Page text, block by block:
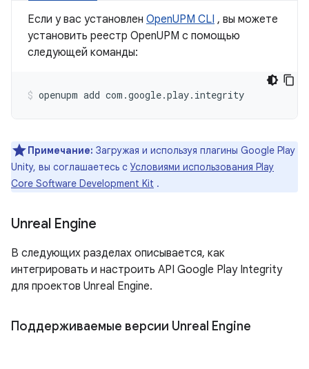
Если у вас установлен OpenUPM CLI , вы можете
установить реестр OpenUPM с помощью
следующей команды:
openupm add com.google.play.integrity
Примечание: Загружая и используя плагины Google Play
Unity, вы соглашаетесь с Условиями использования Play
Core Software Development Kit .
Unreal Engine
В следующих разделах описывается, как
интегрировать и настроить API Google Play Integrity
для проектов Unreal Engine.
Поддерживаемые версии Unreal Engine